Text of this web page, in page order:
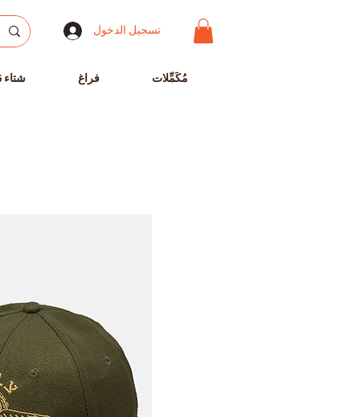
تسجيل الدخول
شتاء 25-2024 فراغ مُكَمِّلات